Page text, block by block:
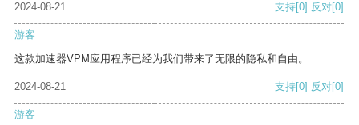
2024-08-21 支持[0] 反对[0]
游客
这款加速器VPM应用程序已经为我们带来了无限的隐私和自由。
2024-08-21 支持[0] 反对[0]
游客